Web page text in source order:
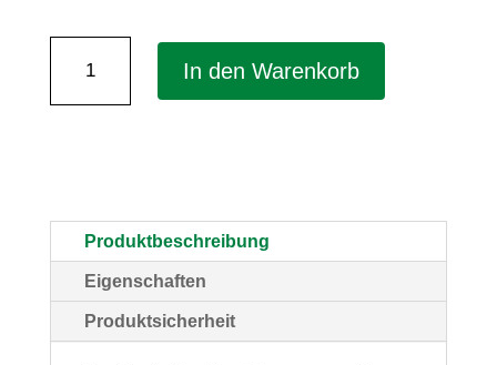
kariert,
1
Stück
Menge
In den Warenkorb
Produktbeschreibung
Eigenschaften
Produktsicherheit